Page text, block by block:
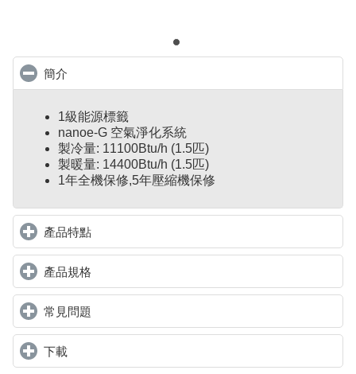
簡介
1級能源標籤
nanoe-G 空氣淨化系統
製冷量: 11100Btu/h (1.5匹)
製暖量: 14400Btu/h (1.5匹)
1年全機保修,5年壓縮機保修
產品特點click to expand contents
產品規格
常見問題
下載click to expand contents